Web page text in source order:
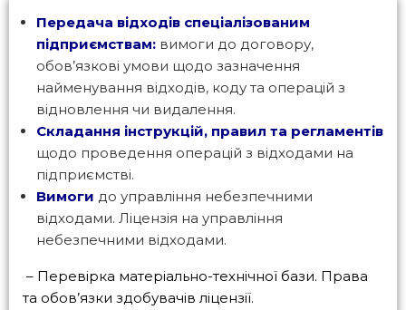
Передача відходів спеціалізованим
підприємствам: вимоги до договору,
обов’язкові умови щодо зазначення
найменування відходів, коду та операцій з
відновлення чи видалення.
Складання інструкцій, правил та регламентів
щодо проведення операцій з відходами на
підприємстві.
Вимоги до управління небезпечними
відходами. Ліцензія на управління
небезпечними відходами.
– Перевірка матеріально-технічної бази. Права
та обов’язки здобувачів ліцензії.